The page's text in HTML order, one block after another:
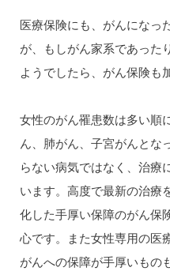
医療保険にも、がんになっ
が、もしがん家系であった
ようでしたら、がん保険も
女性のがん罹患数は多い順
ん、肺がん、子宮がんとな
らない病気ではなく、治療
います。高度で最新の治療
化した手厚い保障のがん保
心です。また女性専用の医
がんへの保障が手厚いもの